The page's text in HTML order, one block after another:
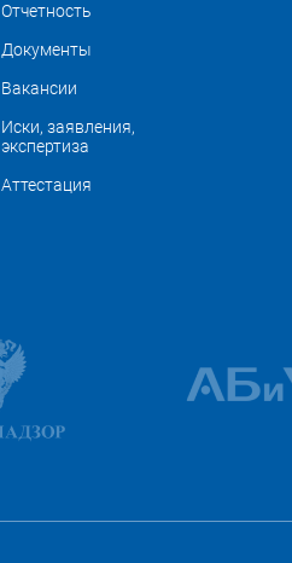
Отчетность
Документы
Вакансии
Иски, заявления,
экспертиза
Аттестация